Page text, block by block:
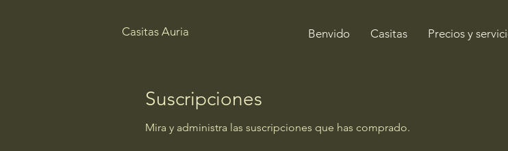
Casitas Auria Benvido Casitas Precios y
Suscripciones
Mira y administra las suscripciones que has comprado.